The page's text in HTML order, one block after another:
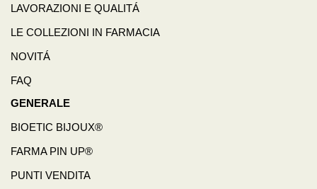
LAVORAZIONI E QUALITÁ
LE COLLEZIONI IN FARMACIA
NOVITÁ
FAQ
GENERALE
BIOETIC BIJOUX®
FARMA PIN UP®
PUNTI VENDITA